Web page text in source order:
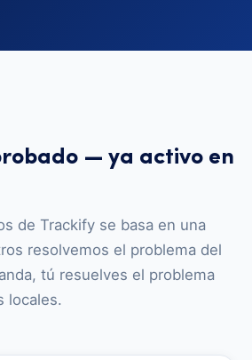
— ya activo en
de Trackify se basa en una
resolvemos el problema del
tú resuelves el problema
locales.